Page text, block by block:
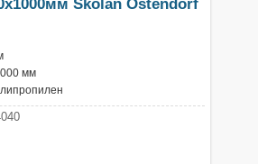
Skolan Ostendorf
мм